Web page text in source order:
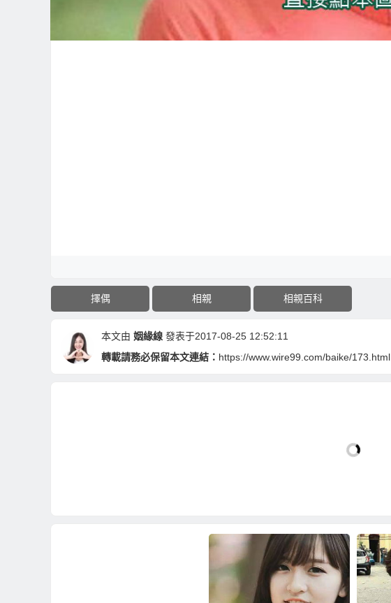
擇偶 相親 相親百科
本文由 姻緣線 發表于2017-08-25 12:52:11
轉載請務必保留本文連結： https://www.wire99.com/baike/173.html